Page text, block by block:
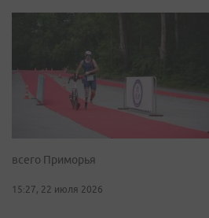
всего Приморья
15:27, 22 июля 2026